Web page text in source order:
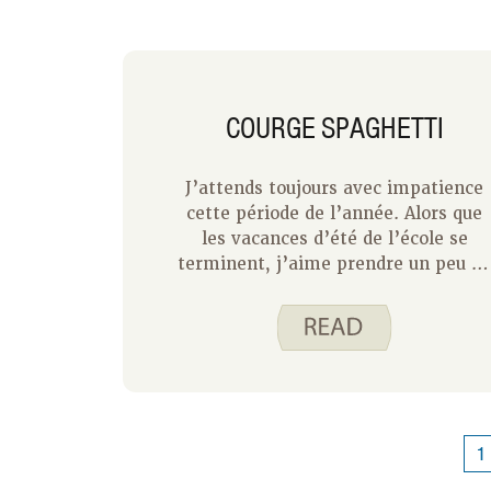
COURGE SPAGHETTI
J’attends toujours avec impatience
cette période de l’année. Alors que
les vacances d’été de l’école se
terminent, j’aime prendre un peu de
de la fin de l’été avec mes enfants.
Parfois, nous partons à l’aventure,
1